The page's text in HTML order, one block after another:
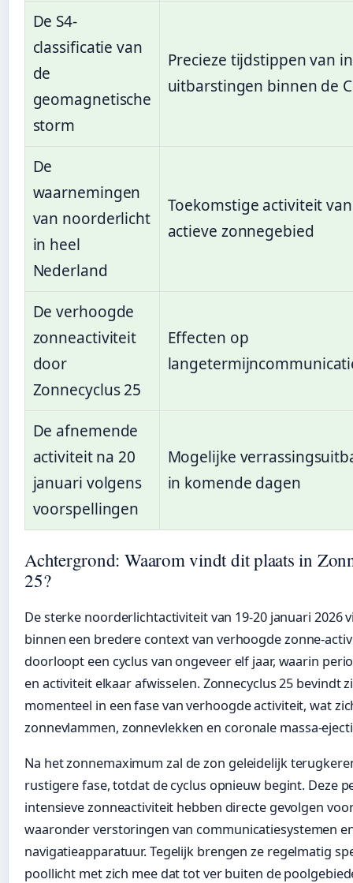
De S4-
classificatie van
de
geomagnetische
storm
Precieze tijdstippen van
uitbarstingen binnen de
De
waarnemingen
van noorderlicht
in heel
Nederland
Toekomstige activiteit
actieve zonnegebied
De verhoogde
zonneactiviteit
door
Zonnecyclus 25
Effecten op
De afnemende
activiteit na 20
januari volgens
voorspellingen
Mogelijke
in komende dagen
Achtergrond: Waarom vindt dit plaats in
25?
De sterke noorderlichtactiviteit van 19-20 januari 2026
binnen een bredere context van verhoogde zonne-
doorloopt een cyclus van ongeveer elf jaar, waarin
en activiteit elkaar afwisselen. Zonnecyclus 25 bevindt
momenteel in een fase van verhoogde activiteit, wat
zonnevlammen, zonnevlekken en coronale massa-
Na het zonnemaximum zal de zon geleidelijk
rustigere fase, totdat de cyclus opnieuw begint. Deze
intensieve zonneactiviteit hebben directe gevolgen
waaronder verstoringen van communicatiesystemen
navigatieapparatuur. Tegelijk brengen ze regelmatig
poollicht met zich mee dat tot ver buiten de